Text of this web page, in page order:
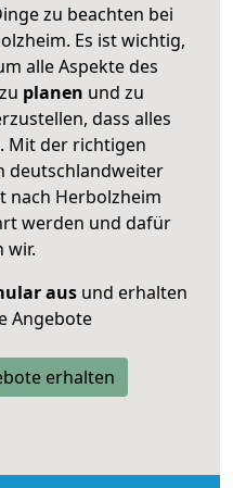
zu beachten bei
Es ist wichtig,
alle Aspekte des
zu planen und zu
dass alles
Mit der richtigen
deutschlandweiter
nach Herbolzheim
werden und dafür
wir.
ausund erhalten
Angebote
erhalten